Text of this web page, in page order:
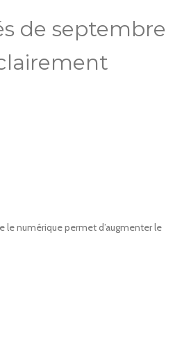
de septembre
le numérique permet d’augmenter le